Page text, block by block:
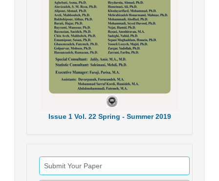
Issue1 Vol. 22 Spring - Summer 2019
Submit Your Paper